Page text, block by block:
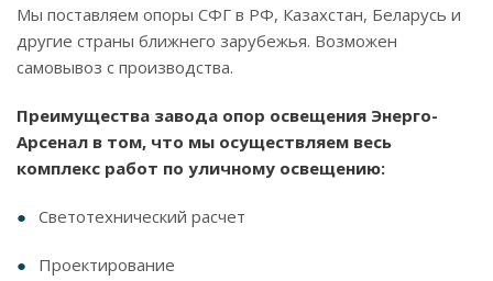
Мы поставляем опоры СФГ в РФ, Казахстан, Беларусь и
другие страны ближнего зарубежья. Возможен
самовывоз с производства.
Преимущества завода опор освещения Энерго-
Арсенал в том, что мы осуществляем весь
комплекс работ по уличному освещению:
Светотехнический расчет
Проектирование